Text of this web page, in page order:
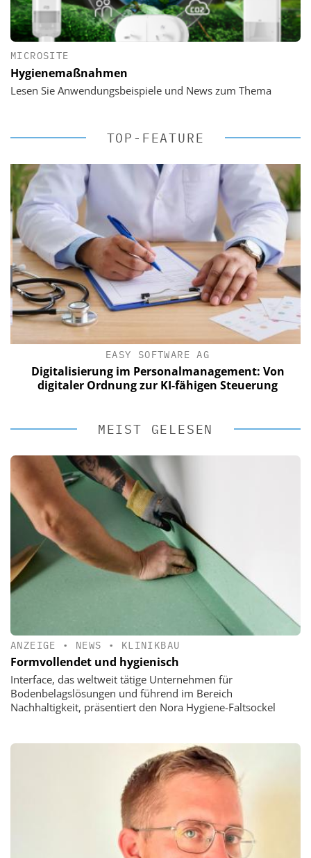
MICROSITE
Hygienemaßnahmen
Lesen Sie Anwendungsbeispiele und News zum Thema
TOP-FEATURE
EASY SOFTWARE AG
Digitalisierung im Personalmanagement: Von
digitaler Ordnung zur KI-fähigen Steuerung
MEIST GELESEN
ANZEIGE • NEWS • KLINIKBAU
Formvollendet und hygienisch
Interface, das weltweit tätige Unternehmen für
Bodenbelagslösungen und führend im Bereich
Nachhaltigkeit, präsentiert den Nora Hygiene-Faltsockel